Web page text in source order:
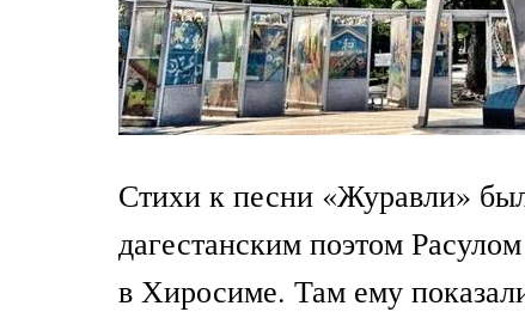
Стихи к песни «Журавли»
дагестанским поэтом
в Хиросиме. Там ему